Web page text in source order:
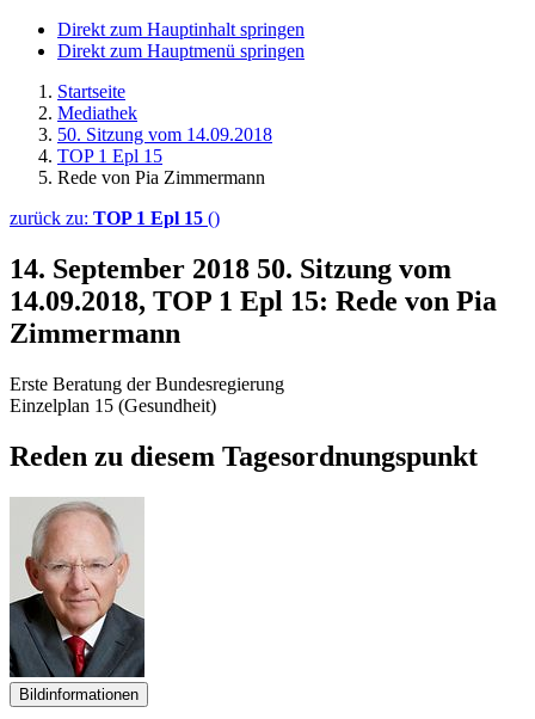
Direkt zum Hauptinhalt springen
Direkt zum Hauptmenü springen
Startseite
Mediathek
50. Sitzung vom 14.09.2018
TOP 1 Epl 15
Rede von Pia Zimmermann
zurück zu: TOP 1 Epl 15 ()
14. September 2018 50. Sitzung vom
14.09.2018, TOP 1 Epl 15: Rede von Pia
Zimmermann
Erste Beratung der Bundesregierung
Einzelplan 15 (Gesundheit)
Reden zu diesem Tagesordnungspunkt
Bildinformationen